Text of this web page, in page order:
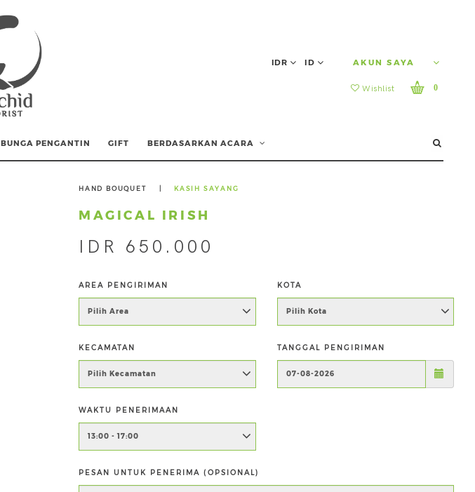
IDR ID AKUN SAYA
Wishlist 0
BUNGA PENGANTIN GIFT BERDASARKAN ACARA
HAND BOUQUET KASIH SAYANG
MAGICAL IRISH
IDR 650.000
AREA PENGIRIMAN KOTA
KECAMATAN TANGGAL PENGIRIMAN
WAKTU PENERIMAAN
PESAN UNTUK PENERIMA (OPSIONAL)